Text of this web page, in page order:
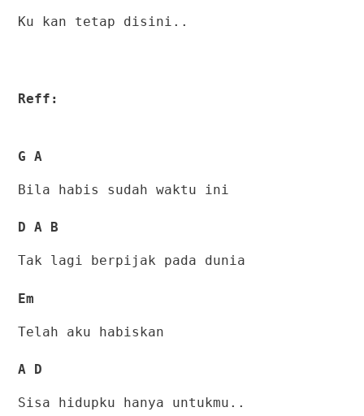
Ku kan tetap disini..
Reff:
G A
Bila habis sudah waktu ini
D A B
Tak lagi berpijak pada dunia
Em
Telah aku habiskan
A D
Sisa hidupku hanya untukmu..